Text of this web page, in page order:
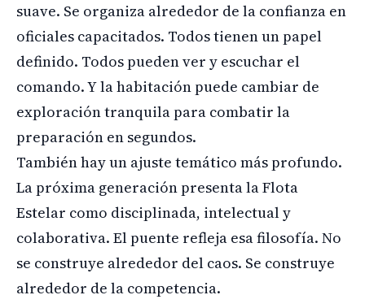
suave. Se organiza alrededor de la confianza en
oficiales capacitados. Todos tienen un papel
definido. Todos pueden ver y escuchar el
comando. Y la habitación puede cambiar de
exploración tranquila para combatir la
preparación en segundos.
También hay un ajuste temático más profundo.
La próxima generación presenta la Flota
Estelar como disciplinada, intelectual y
colaborativa. El puente refleja esa filosofía. No
se construye alrededor del caos. Se construye
alrededor de la competencia.